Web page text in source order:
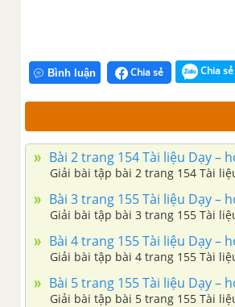
Bình luận Chia sẻ Chia sẻ
Bài 2 trang 154 Tài liệu Dạy –
Giải bài tập bài 2 trang 154 Tài
Bài 3 trang 155 Tài liệu Dạy –
Giải bài tập bài 3 trang 155 Tài
Bài 4 trang 155 Tài liệu Dạy –
Giải bài tập bài 4 trang 155 Tài
Bài 5 trang 155 Tài liệu Dạy –
Giải bài tập bài 5 trang 155 Tài